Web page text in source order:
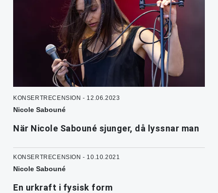
KONSERTRECENSION - 12.06.2023
Nicole Sabouné
När Nicole Sabouné sjunger, då lyssnar man
KONSERTRECENSION - 10.10.2021
Nicole Sabouné
En urkraft i fysisk form